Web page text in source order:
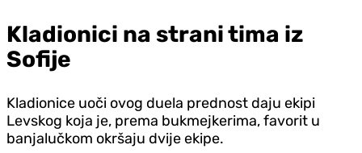
Kladionici na strani tima iz
Sofije
Kladionice uoči ovog duela prednost daju ekipi
Levskog koja je, prema bukmejkerima, favorit u
banjalučkom okršaju dvije ekipe.